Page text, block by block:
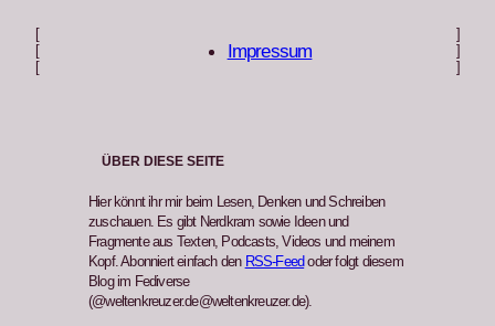
Impressum
ÜBER DIESE SEITE
Hier könnt ihr mir beim Lesen, Denken und Schreiben
zuschauen. Es gibt Nerdkram sowie Ideen und
Fragmente aus Texten, Podcasts, Videos und meinem
Kopf. Abonniert einfach den RSS-Feed oder folgt diesem
Blog im Fediverse
(@weltenkreuzer.de@weltenkreuzer.de).